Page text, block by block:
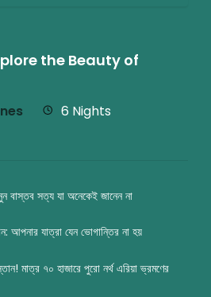
the Beauty of
6 Nights
বাস্তব সত্য যা অনেকেই জানেন না
আপনার যাত্রা যেন ভোগান্তির না হয়
মাত্র ৭০ হাজারে পুরো নর্থ এরিয়া ভ্রমণের